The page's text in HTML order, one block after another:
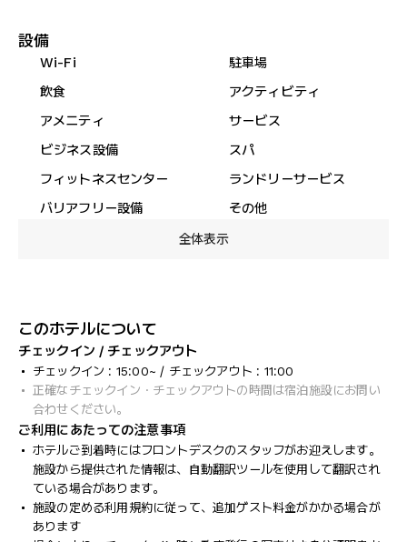
設備
Wi-Fi
駐車場
飲食
アクティビティ
アメニティ
サービス
ビジネス設備
スパ
フィットネスセンター
ランドリーサービス
バリアフリー設備
その他
全体表示
このホテルについて
チェックイン / チェックアウト
チェックイン : 15:00~ / チェックアウト : 11:00
正確なチェックイン・チェックアウトの時間は宿泊施設にお問い
合わせください。
ご利用にあたっての注意事項
ホテルご到着時にはフロントデスクのスタッフがお迎えします。
施設から提供された情報は、自動翻訳ツールを使用して翻訳され
ている場合があります。
施設の定める利用規約に従って、追加ゲスト料金がかかる場合が
あります